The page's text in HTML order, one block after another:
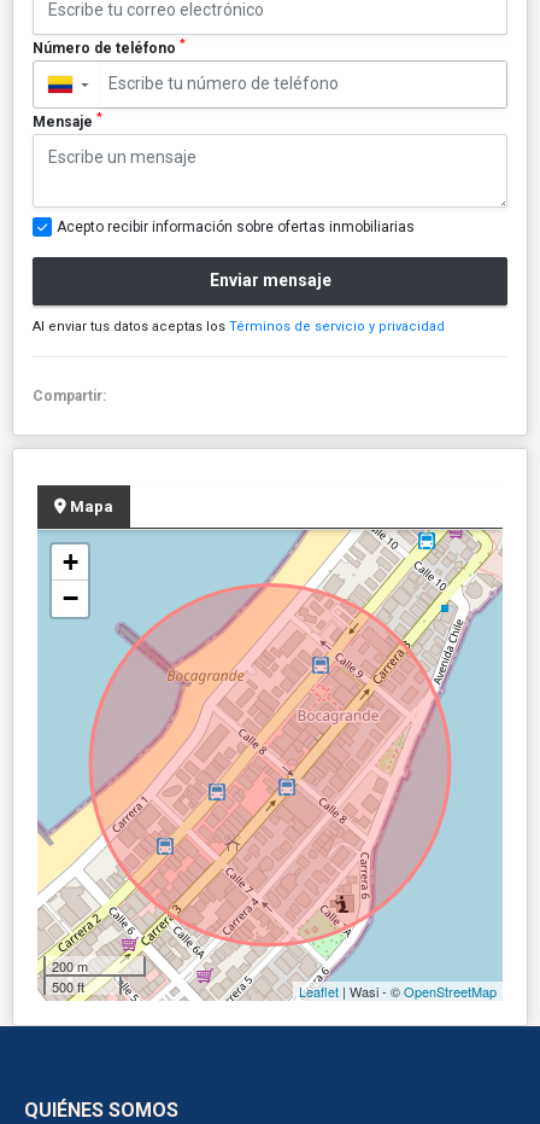
Número de teléfono *
▼
Mensaje *
Acepto recibir información sobre ofertas inmobiliarias
Enviar mensaje
Al enviar tus datos aceptas los Términos de servicio y privacidad
Compartir:
Mapa
+
−
200 m
500 ft
Leaflet | Wasi - ©OpenStreetMap
QUIÉNES SOMOS